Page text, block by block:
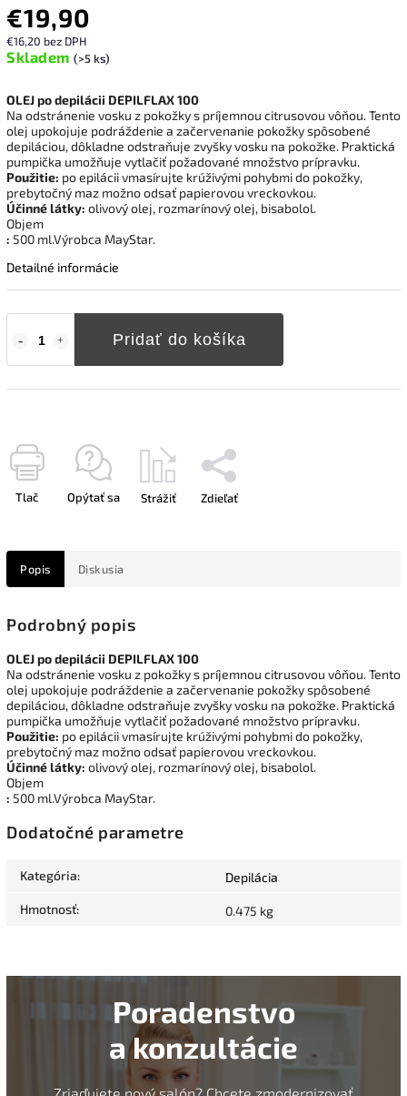
€19,90
€16,20 bez DPH
Skladem (>5 ks)
Pridať do košíka
OLEJ po depilácii DEPILFLAX 100
Na odstránenie vosku z pokožky s príjemnou citrusovou vôňou. Tento
olej upokojuje podráždenie a začervenanie pokožky spôsobené
depiláciou, dôkladne odstraňuje zvyšky vosku na pokožke. Praktická
pumpička umožňuje vytlačiť požadované množstvo prípravku.
Použitie: po epilácii vmasírujte krúživými pohybmi do pokožky,
prebytočný maz možno odsať papierovou vreckovkou.
Účinné látky: olivový olej, rozmarínový olej, bisabolol.
Objem
: 500 ml.Výrobca MayStar.
Detailné informácie
Tlač Opýtať sa Strážiť Zdieľať
Popis Diskusia
Podrobný popis
OLEJ po depilácii DEPILFLAX 100
Na odstránenie vosku z pokožky s príjemnou citrusovou vôňou. Tento
olej upokojuje podráždenie a začervenanie pokožky spôsobené
depiláciou, dôkladne odstraňuje zvyšky vosku na pokožke. Praktická
pumpička umožňuje vytlačiť požadované množstvo prípravku.
Použitie: po epilácii vmasírujte krúživými pohybmi do pokožky,
prebytočný maz možno odsať papierovou vreckovkou.
Účinné látky: olivový olej, rozmarínový olej, bisabolol.
Objem
: 500 ml.Výrobca MayStar.
Dodatočné parametre
Kategória: Depilácia
Hmotnosť: 0.475 kg
Poradenstvo
a konzultácie